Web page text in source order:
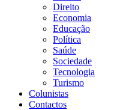
Direito
Economia
Educação
Política
Saúde
Sociedade
Tecnologia
Turismo
Colunistas
Contactos